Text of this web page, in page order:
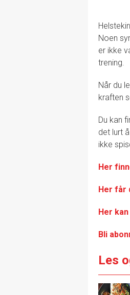
Noen
er ikke
trening.
Når du
kraften
Du kan
det lurt
ikke
Her
Her får
Her
Bli
Les